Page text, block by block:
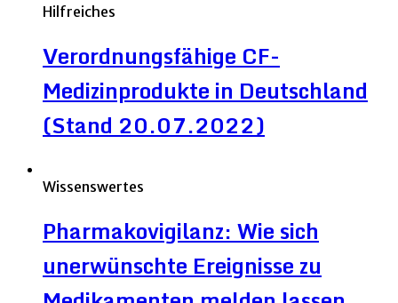
Hilfreiches
Verordnungsfähige CF-
Medizinprodukte in Deutschland
(Stand 20.07.2022)
Wissenswertes
Pharmakovigilanz: Wie sich
unerwünschte Ereignisse zu